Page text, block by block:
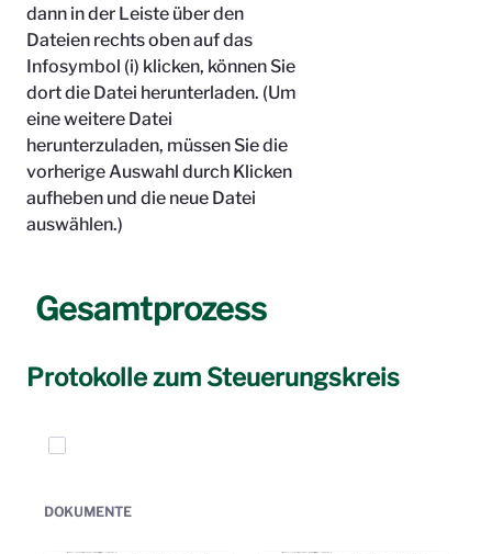
dann in der Leiste über den
Dateien rechts oben auf das
Infosymbol (i) klicken, können Sie
dort die Datei herunterladen. (Um
eine weitere Datei
herunterzuladen, müssen Sie die
vorherige Auswahl durch Klicken
aufheben und die neue Datei
auswählen.)
Gesamtprozess
Protokolle zum Steuerungskreis
Elemente auswählen
DOKUMENTE